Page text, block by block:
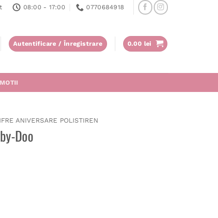
08:00 - 17:00 0770684918
Autentificare / Înregistrare 0.00 lei
ANIVERSARE POLISTIREN
Doo